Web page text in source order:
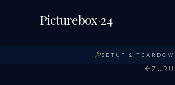
Picturebox·24
SETUP &